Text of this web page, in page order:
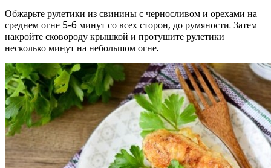
Обжарьте рулетики из свинины с черносливом и орехами на
среднем огне 5-6 минут со всех сторон, до румяности. Затем
накройте сковороду крышкой и протушите рулетики
несколько минут на небольшом огне.